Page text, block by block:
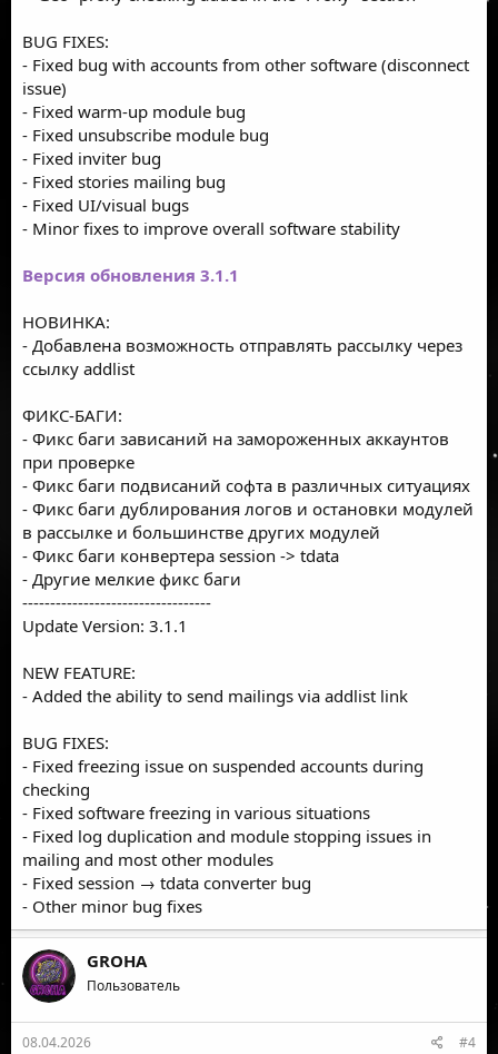
BUG FIXES:
- Fixed bug with accounts from other software (disconnect
issue)
- Fixed warm-up module bug
- Fixed unsubscribe module bug
- Fixed inviter bug
- Fixed stories mailing bug
- Fixed UI/visual bugs
- Minor fixes to improve overall software stability
Версия обновления 3.1.1
НОВИНКА:
- Добавлена возможность отправлять рассылку через
ссылку addlist
ФИКС-БАГИ:
- Фикс баги зависаний на замороженных аккаунтов
при проверке
- Фикс баги подвисаний софта в различных ситуациях
- Фикс баги дублирования логов и остановки модулей
в рассылке и большинстве других модулей
- Фикс баги конвертера session -> tdata
- Другие мелкие фикс баги
----------------------------------
Update Version: 3.1.1
NEW FEATURE:
- Added the ability to send mailings via addlist link
BUG FIXES:
- Fixed freezing issue on suspended accounts during
checking
- Fixed software freezing in various situations
- Fixed log duplication and module stopping issues in
mailing and most other modules
- Fixed session → tdata converter bug
- Other minor bug fixes
GROHA
Пользователь
08.04.2026 #4